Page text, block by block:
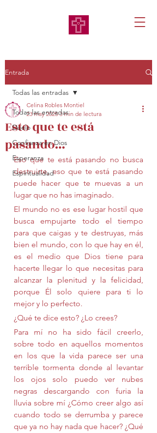
Entrada
Todas las entradas
Duelo
Confianza en Dios
Esperanza
Espiritualidad
Todas las entradas
Esto que te está
pasando...
Celina Robles Montiel
23 may 2025 3 min de lectura
Eso que te está pasando no busca
destruirte, eso que te está pasando
puede hacer que te muevas a un
lugar que no has imaginado.
El mundo no es ese lugar hostil que
busca empujarte todo el tiempo
para que caigas y te destruyas, más
bien el mundo, con lo que hay en él,
es el medio que Dios tiene para
hacerte llegar lo que necesitas para
alcanzar la plenitud y la felicidad,
porque Él solo quiere para ti lo
mejor y lo perfecto.
¿Qué te dice esto? ¿Lo crees?
Para mí no ha sido fácil creerlo,
sobre todo en aquellos momentos
en los que la vida parece ser una
terrible tormenta donde al levantar
los ojos solo puedo ver nubes
negras descargando con furia la
lluvia sobre mí ¿Cómo creer algo así
cuando todo se derrumba y parece
que ya no hay nada que hacer? ¿Qué